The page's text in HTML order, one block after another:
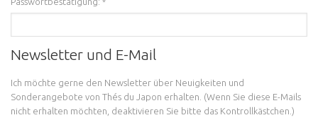
*
Newsletter und E-Mail
Ich möchte gerne den Newsletter über Neuigkeiten und
Sonderangebote von Thés du Japon erhalten. (Wenn Sie diese E-Mails
nicht erhalten möchten, deaktivieren Sie bitte das Kontrollkästchen.)